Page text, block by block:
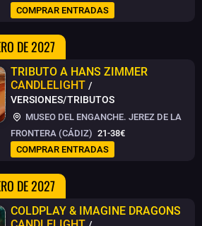
COMPRAR ENTRADAS
DE 2027
TRIBUTO A HANS ZIMMER
CANDLELIGHT /
VERSIONES/TRIBUTOS
MUSEO DEL ENGANCHE. JEREZ DE LA
FRONTERA (CÁDIZ) 21-38€
COMPRAR ENTRADAS
DE 2027
COLDPLAY & IMAGINE DRAGONS